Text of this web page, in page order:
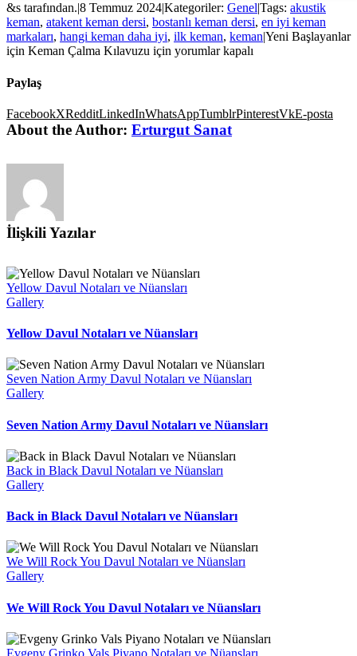
&s tarafından.|8 Temmuz 2024|Kategoriler: Genel|Tags: akustik
keman, atakent keman dersi, bostanlı keman dersi, en iyi keman
markaları, hangi keman daha iyi, ilk keman, keman|Yeni Başlayanlar
için Keman Çalma Kılavuzu için yorumlar kapalı
Paylaş
FacebookXRedditLinkedInWhatsAppTumblrPinterestVkE-posta
About the Author: Erturgut Sanat
İlişkili Yazılar
Yellow Davul Notaları ve Nüansları
Gallery
Yellow Davul Notaları ve Nüansları
Seven Nation Army Davul Notaları ve Nüansları
Gallery
Seven Nation Army Davul Notaları ve Nüansları
Back in Black Davul Notaları ve Nüansları
Gallery
Back in Black Davul Notaları ve Nüansları
We Will Rock You Davul Notaları ve Nüansları
Gallery
We Will Rock You Davul Notaları ve Nüansları
Evgeny Grinko Vals Piyano Notaları ve Nüansları